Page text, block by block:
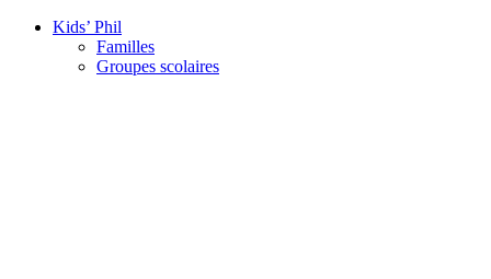
Kids’ Phil
Familles
Groupes scolaires